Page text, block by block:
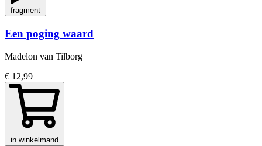
fragment
Een poging waard
Madelon van Tilborg
€ 12,99
in winkelmand